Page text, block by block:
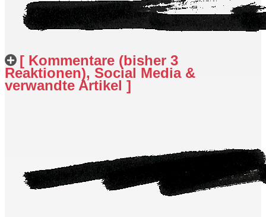
[ Kommentare (bisher 3
Reaktionen), Social Media &
verwandte Artikel ]